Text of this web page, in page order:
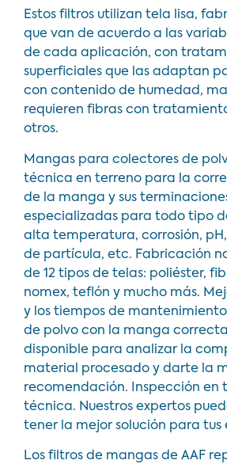
Estos filtros utilizan tela lisa,
que van de acuerdo a las
de cada aplicación, con
superficiales que las adaptan
con contenido de humedad,
requieren fibras con
otros.
Mangas para colectores de
técnica en terreno para la
de la manga y sus
especializadas para todo tipo
alta temperatura, corrosión,
de partícula, etc. Fabricación
de 12 tipos de telas: poliéster,
nomex, teflón y mucho más.
y los tiempos de
de polvo con la manga
disponible para analizar la
material procesado y darte la
recomendación. Inspección en
técnica. Nuestros expertos
tener la mejor solución para tus
Los filtros de mangas de AAF